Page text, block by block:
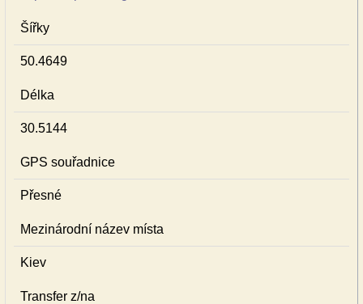
Šířky
50.4649
Délka
30.5144
GPS souřadnice
Přesné
Mezinárodní název místa
Kiev
Transfer z/na